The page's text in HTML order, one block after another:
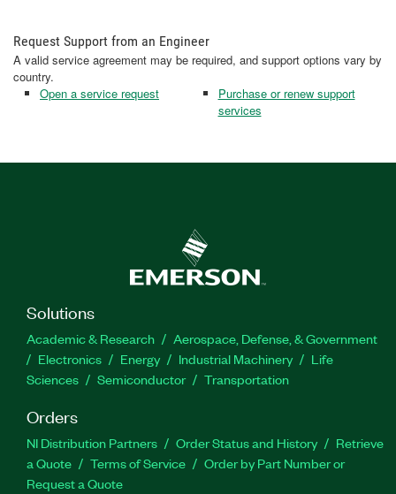
Request Support from an Engineer
A valid service agreement may be required, and support options vary by
country.
Open a service request
Purchase or renew support
services
Solutions
Academic & Research
Aerospace, Defense, & Government
Electronics
Energy Industrial Machinery
Life
Sciences
Semiconductor Transportation
Orders
NI Distribution Partners Order Status and History
Retrieve
a Quote
Terms of Service
Order by Part Number or
Request a Quote